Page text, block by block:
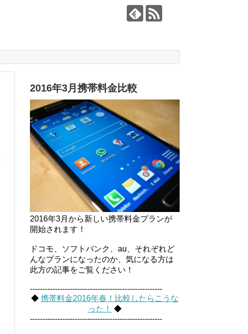
2016年3月携帯料金比較
2016年3月から新しい携帯料金プランが
開始されます！
ドコモ、ソフトバンク、au、それぞれど
んなプランになったのか、気になる方は
此方の記事をご覧ください！
-----------------------------------------------------
◆ 携帯料金2016年春！比較したらこうな
った！
◆
-----------------------------------------------------